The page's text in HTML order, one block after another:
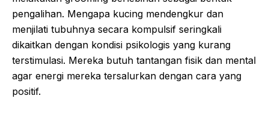
pengalihan. Mengapa kucing mendengkur dan
menjilati tubuhnya secara kompulsif seringkali
dikaitkan dengan kondisi psikologis yang kurang
terstimulasi. Mereka butuh tantangan fisik dan mental
agar energi mereka tersalurkan dengan cara yang
positif.